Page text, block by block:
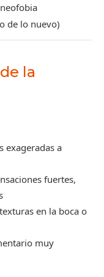
de lo nuevo)
la
exageradas a
fuertes,
en la boca o
muy